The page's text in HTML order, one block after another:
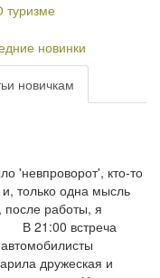
туризме
новинки
новичкам
'невпроворот', кто-то
только одна мысль
после работы, я
В 21:00 встреча
дружеская и